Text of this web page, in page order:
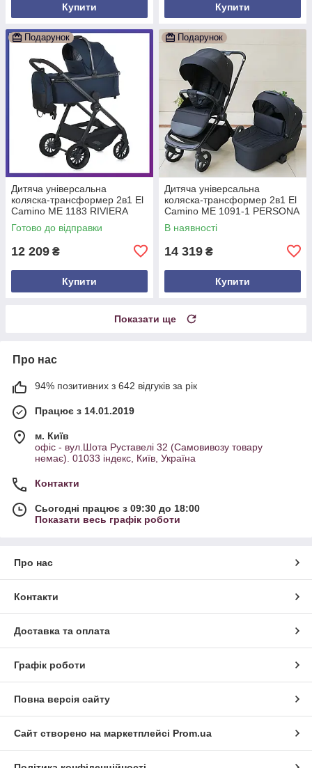
Купити Купити
Подарунок
Дитяча універсальна
коляска-трансформер 2в1 El
Camino ME 1183 RIVIERA
дощовик, москітна сітка Синій
Готово до відправки
12 209 ₴
Купити
Подарунок
Дитяча універсальна
коляска-трансформер 2в1 El
Camino ME 1091-1 PERSONA
дощовик москітна сітка
Чорний
В наявності
14 319 ₴
Купити
Показати ще
Про нас
94% позитивних з 642 відгуків за рік
Працює з 14.01.2019
м. Київ
офіс - вул.Шота Руставелі 32 (Самовивозу товару
немає). 01033 індекс, Київ, Україна
Контакти
Сьогодні працює з 09:30 до 18:00
Показати весь графік роботи
Про нас
Контакти
Доставка та оплата
Графік роботи
Повна версія сайту
Сайт створено на маркетплейсі Prom.ua